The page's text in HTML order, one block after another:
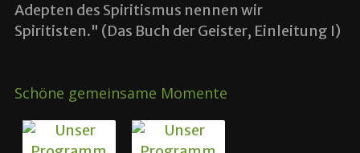
Adepten des Spiritismus nennen wir
Spiritisten." (Das Buch der Geister, Einleitung I)
Schöne gemeinsame Momente